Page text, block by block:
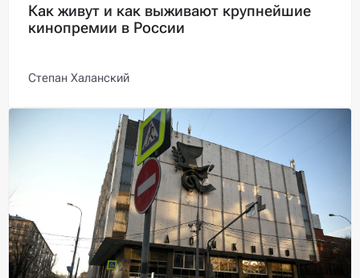
Как живут и как выживают крупнейшие
кинопремии в России
Степан Халанский